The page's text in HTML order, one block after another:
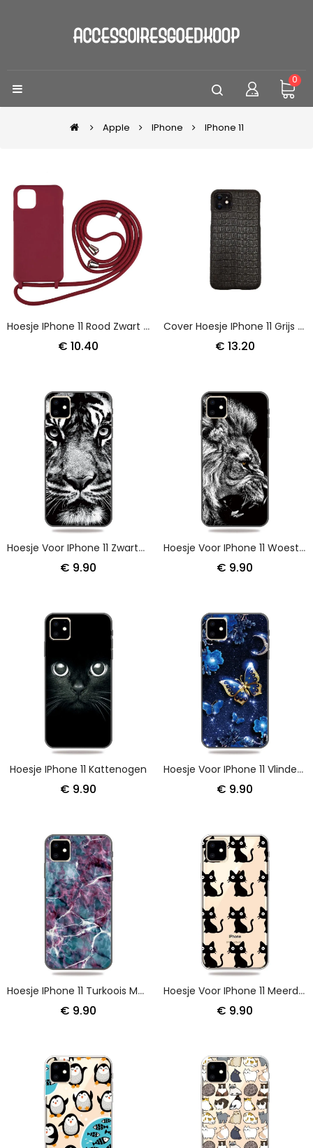
0
Apple IPhone IPhone 11
Hoesje IPhone 11 Rood Zwart Siliconen En Koord
€ 10.40
Cover Hoesje IPhone 11 Grijs Zwart Telefoonhoesje Zakelijke Krokodil
€ 13.20
Hoesje Voor IPhone 11 Zwart-Witte Tijger
€ 9.90
Hoesje Voor IPhone 11 Woeste Leeuw
€ 9.90
Hoesje IPhone 11 Kattenogen
€ 9.90
Hoesje Voor IPhone 11 Vlinder Op Maanverlichte Nacht
€ 9.90
Hoesje IPhone 11 Turkoois Marmer
€ 9.90
Hoesje Voor IPhone 11 Meerdere Zwarte Katten
€ 9.90